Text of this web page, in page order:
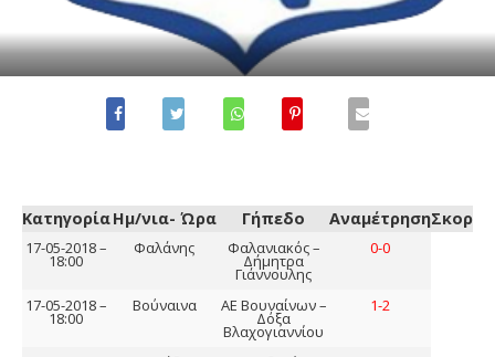
ΚατηγορίαΗμ/νια- Ώρα Γήπεδο ΑναμέτρησηΣκορ
17-05-2018 –
18:00
Φαλάνης Φαλανιακός –
Δήμητρα
Γιάννουλης
0-0
17-05-2018 –
18:00
Βούναινα ΑΕ Βουναίνων –
Δόξα
Βλαχογιαννίου
1-2